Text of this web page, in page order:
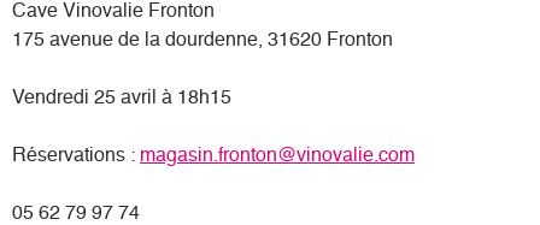
Cave Vinovalie Fronton
175 avenue de la dourdenne, 31620 Fronton
Vendredi 25 avril à 18h15
Réservations : magasin.fronton@vinovalie.com
05 62 79 97 74